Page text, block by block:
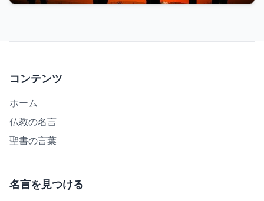
コンテンツ
ホーム
仏教の名言
聖書の言葉
名言を見つける